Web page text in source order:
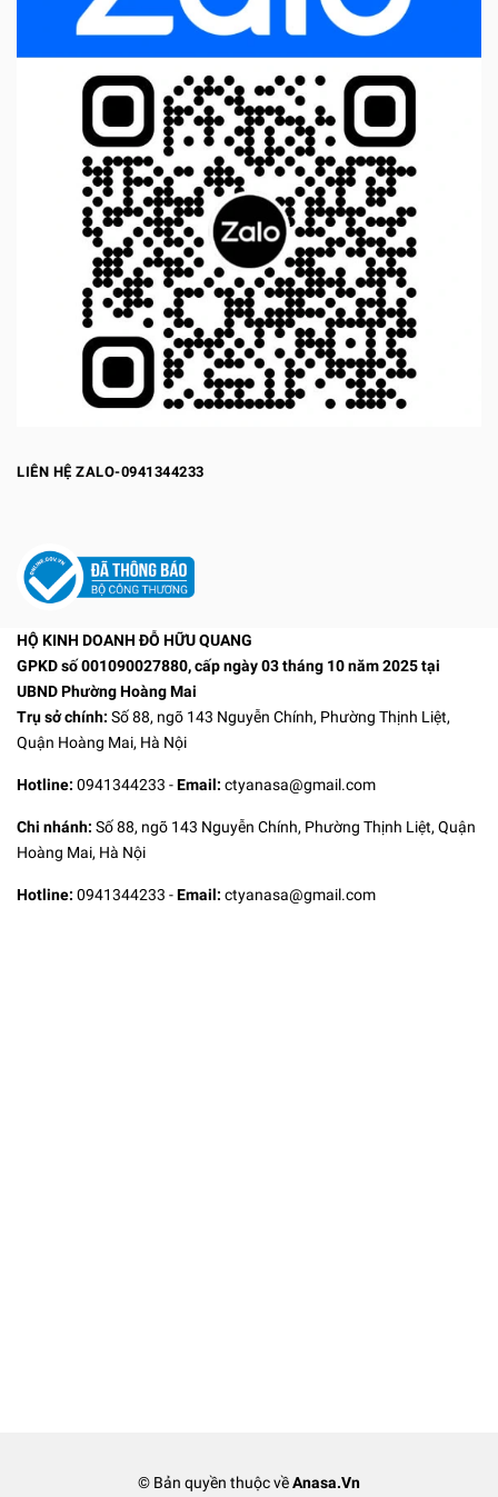
LIÊN HỆ ZALO-0941344233
HỘ KINH DOANH ĐỖ HỮU QUANG
GPKD số 001090027880, cấp ngày 03 tháng 10 năm 2025 tại
UBND Phường Hoàng Mai
Trụ sở chính: Số 88, ngõ 143 Nguyễn Chính, Phường Thịnh Liệt,
Quận Hoàng Mai, Hà Nội
Hotline: 0941344233 -Email: ctyanasa@gmail.com
Chi nhánh: Số 88, ngõ 143 Nguyễn Chính, Phường Thịnh Liệt, Quận
Hoàng Mai, Hà Nội
Hotline: 0941344233 -Email: ctyanasa@gmail.com
© Bản quyền thuộc vềAnasa.Vn